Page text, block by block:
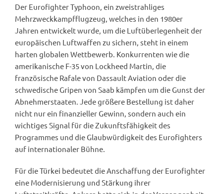
Der Eurofighter Typhoon, ein zweistrahliges
Mehrzweckkampfflugzeug, welches in den 1980er
Jahren entwickelt wurde, um die Luftüberlegenheit der
europäischen Luftwaffen zu sichern, steht in einem
harten globalen Wettbewerb. Konkurrenten wie die
amerikanische F-35 von Lockheed Martin, die
französische Rafale von Dassault Aviation oder die
schwedische Gripen von Saab kämpfen um die Gunst der
Abnehmerstaaten. Jede größere Bestellung ist daher
nicht nur ein finanzieller Gewinn, sondern auch ein
wichtiges Signal für die Zukunftsfähigkeit des
Programmes und die Glaubwürdigkeit des Eurofighters
auf internationaler Bühne.
Für die Türkei bedeutet die Anschaffung der Eurofighter
eine Modernisierung und Stärkung ihrer